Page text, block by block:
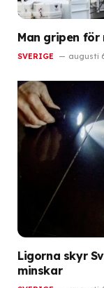
Man gripen för
SVERIGE augusti
Ligorna skyr
minskar